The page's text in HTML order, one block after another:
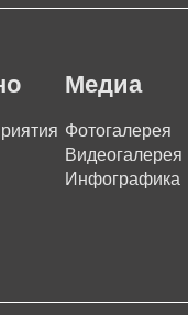
Медиа
Фотогалерея
Видеогалерея
Инфографика